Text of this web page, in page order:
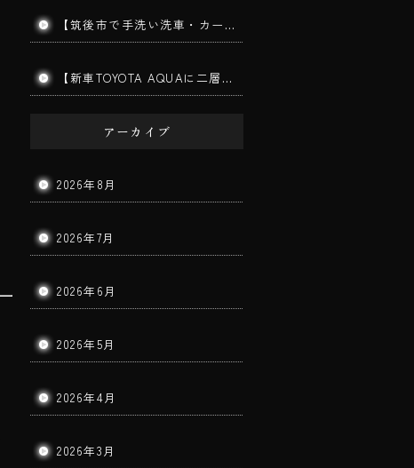
【筑後市で手洗い洗車・カーコーティング】MITSUBISHI TRITON｜ダイヤモンドメークワイルドEX施工車の手洗い洗車を実施しました！
【新車TOYOTA AQUAに二層ガラスコーティング施工】筑後市で新車コーティングならBigWorldDoorへ｜美しさと耐久性を長期間キープ！
アーカイブ
2026年8月
2026年7月
2026年6月
2026年5月
2026年4月
2026年3月